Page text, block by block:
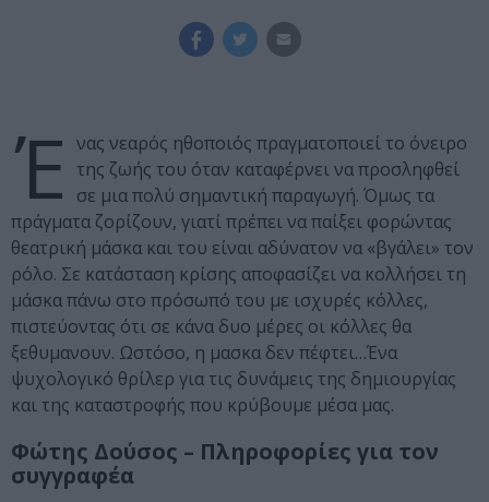
Έ νας νεαρός ηθοποιός πραγματοποιεί το όνειρο
της ζωής του όταν καταφέρνει να προσληφθεί
σε μια πολύ σημαντική παραγωγή. Όμως τα
πράγματα ζορίζουν, γιατί πρέπει να παίξει φορώντας
θεατρική μάσκα και του είναι αδύνατον να «βγάλει» τον
ρόλο. Σε κατάσταση κρίσης αποφασίζει να κολλήσει τη
μάσκα πάνω στο πρόσωπό του με ισχυρές κόλλες,
πιστεύοντας ότι σε κάνα δυο μέρες οι κόλλες θα
ξεθυμανουν. Ωστόσο, η μασκα δεν πέφτει…Ένα
ψυχολογικό θρίλερ για τις δυνάμεις της δημιουργίας
και της καταστροφής που κρύβουμε μέσα μας.
Φώτης Δούσος – Πληροφορίες για τον
συγγραφέα